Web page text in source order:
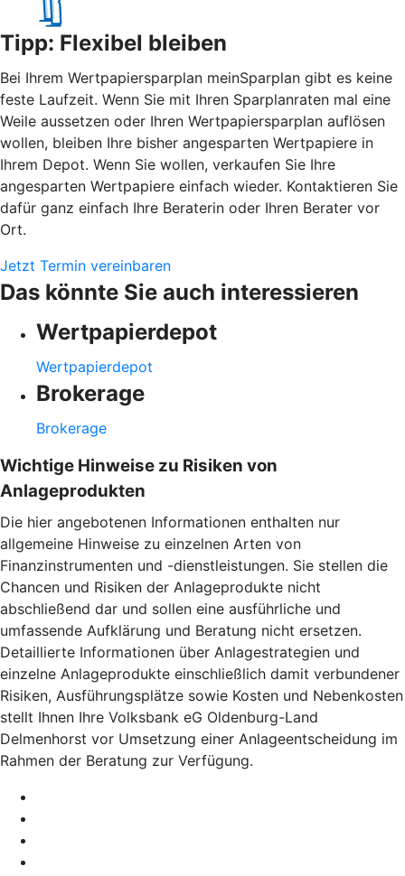
Tipp: Flexibel bleiben
Bei Ihrem Wertpapiersparplan meinSparplan gibt es keine
feste Laufzeit. Wenn Sie mit Ihren Sparplanraten mal eine
Weile aussetzen oder Ihren Wertpapiersparplan auflösen
wollen, bleiben Ihre bisher angesparten Wertpapiere in
Ihrem Depot. Wenn Sie wollen, verkaufen Sie Ihre
angesparten Wertpapiere einfach wieder. Kontaktieren Sie
dafür ganz einfach Ihre Beraterin oder Ihren Berater vor
Ort.
Jetzt Termin vereinbaren
Das könnte Sie auch interessieren
Wertpapierdepot
Wertpapierdepot
Brokerage
Brokerage
Wichtige Hinweise zu Risiken von
Anlageprodukten
Die hier angebotenen Informationen enthalten nur
allgemeine Hinweise zu einzelnen Arten von
Finanzinstrumenten und -dienstleistungen. Sie stellen die
Chancen und Risiken der Anlageprodukte nicht
abschließend dar und sollen eine ausführliche und
umfassende Aufklärung und Beratung nicht ersetzen.
Detaillierte Informationen über Anlagestrategien und
einzelne Anlageprodukte einschließlich damit verbundener
Risiken, Ausführungsplätze sowie Kosten und Nebenkosten
stellt Ihnen Ihre Volksbank eG Oldenburg-Land
Delmenhorst vor Umsetzung einer Anlageentscheidung im
Rahmen der Beratung zur Verfügung.